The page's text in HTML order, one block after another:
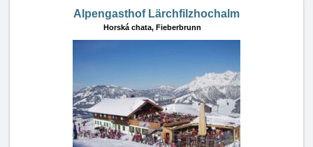
Alpengasthof Lärchfilzhochalm
Horská chata, Fieberbrunn